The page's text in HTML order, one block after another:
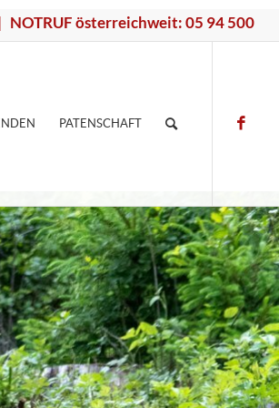
österreichweit: 05 94 500
PATENSCHAFT